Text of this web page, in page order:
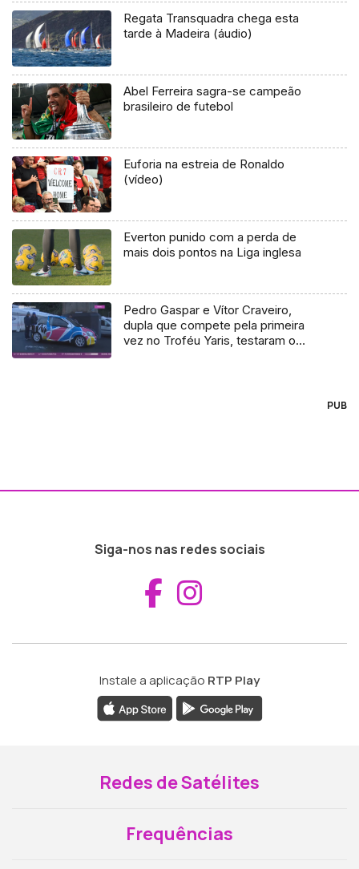
Regata Transquadra chega esta
tarde à Madeira (áudio)
Abel Ferreira sagra-se campeão
brasileiro de futebol
Euforia na estreia de Ronaldo
(vídeo)
Everton punido com a perda de
mais dois pontos na Liga inglesa
Pedro Gaspar e Vítor Craveiro,
dupla que compete pela primeira
vez no Troféu Yaris, testaram o
PUB
Siga-nos nas redes sociais
Aceder ao
Instale a aplicação RTP Play
Redes de Satélites
Frequências